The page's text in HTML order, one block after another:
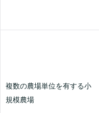
複数の農場単位を有する小
規模農場